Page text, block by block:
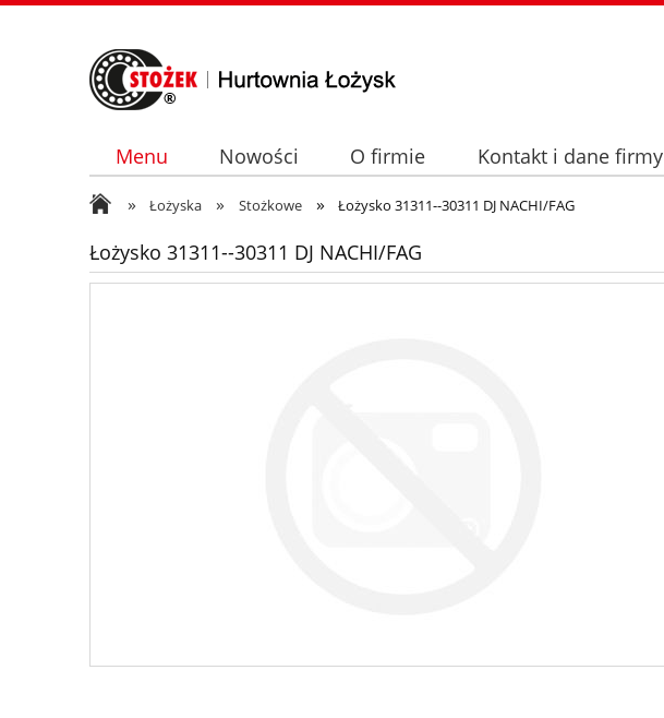
Menu Nowości O firmie Kontakt i dane firmy
» Łożyska » Stożkowe » Łożysko 31311--30311 DJ NACHI/FAG
Łożysko 31311--30311 DJ NACHI/FAG